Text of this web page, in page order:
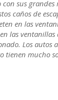
sus grandes
caños de
en las
las
Los autos
tienen mucho